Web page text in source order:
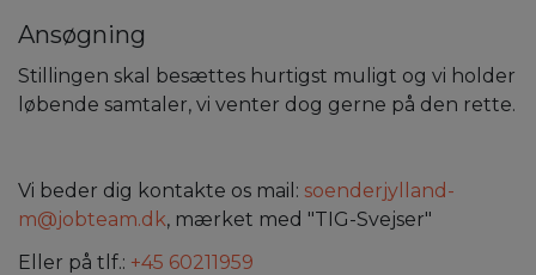
Ansøgning
Stillingen skal besættes hurtigst muligt og vi holder
løbende samtaler, vi venter dog gerne på den rette.
Vi beder dig kontakte os mail: soenderjylland-
m@jobteam.dk, mærket med "TIG-Svejser"
Eller på tlf.: +45 60211959